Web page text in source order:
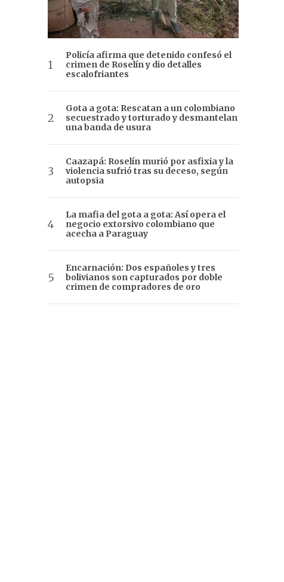
Policía afirma que detenido confesó el
crimen de Roselín y dio detalles
escalofriantes
Gota a gota: Rescatan a un colombiano
secuestrado y torturado y desmantelan
una banda de usura
Caazapá: Roselín murió por asfixia y la
violencia sufrió tras su deceso, según
autopsia
La mafia del gota a gota: Así opera el
negocio extorsivo colombiano que
acecha a Paraguay
Encarnación: Dos españoles y tres
bolivianos son capturados por doble
crimen de compradores de oro